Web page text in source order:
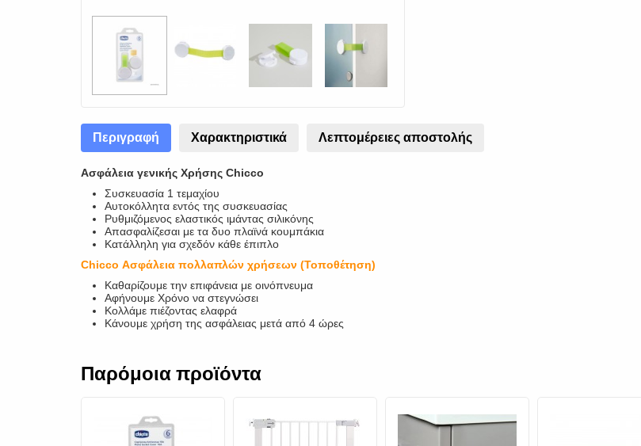
Περιγραφή Χαρακτηριστικά Λεπτομέρειες αποστολής
Ασφάλεια γενικής Χρήσης Chicco
Συσκευασία 1 τεμαχίου
Αυτοκόλλητα εντός της συσκευασίας
Ρυθμιζόμενος ελαστικός ιμάντας σιλικόνης
Απασφαλίζεσαι με τα δυο πλαϊνά κουμπάκια
Κατάλληλη για σχεδόν κάθε έπιπλο
Chicco Ασφάλεια πολλαπλών χρήσεων (Τοποθέτηση)
Καθαρίζουμε την επιφάνεια με οινόπνευμα
Αφήνουμε Χρόνο να στεγνώσει
Κολλάμε πιέζοντας ελαφρά
Κάνουμε χρήση της ασφάλειας μετά από 4 ώρες
Παρόμοια προϊόντα